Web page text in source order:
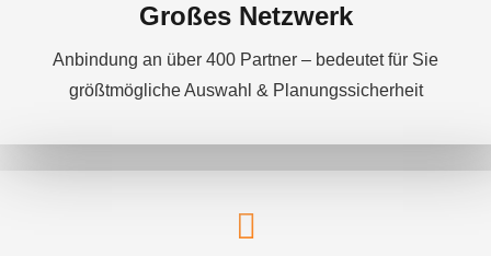
Großes Netzwerk
Anbindung an über 400 Partner – bedeutet für Sie
größtmögliche Auswahl & Planungssicherheit